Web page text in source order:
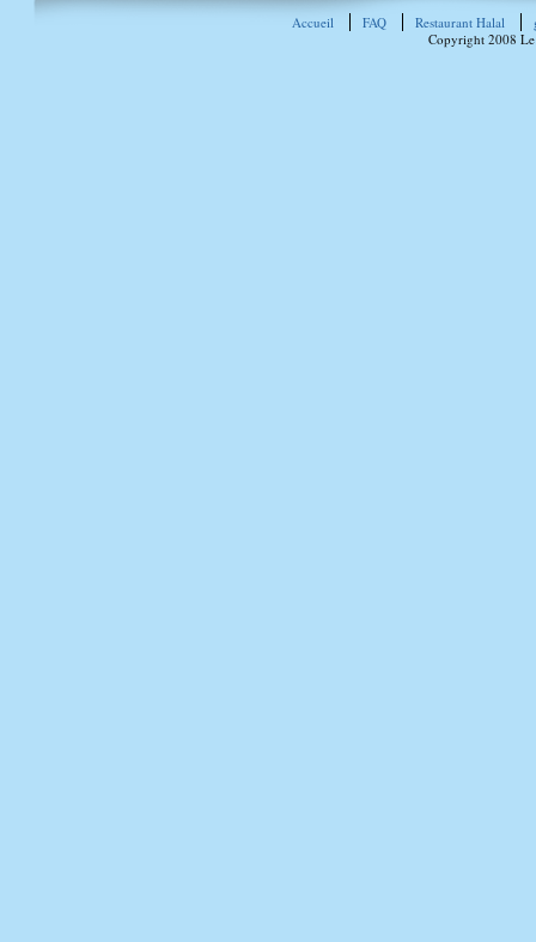
Accueil FAQ Restaurant Halal
Copyright 2008